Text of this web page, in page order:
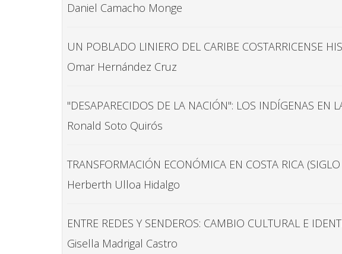
Daniel Camacho Monge
UN POBLADO LINIERO DEL CARIBE COSTARRICENSE
Omar Hernández Cruz
"DESAPARECIDOS DE LA NACIÓN": LOS INDÍGENAS EN
Ronald Soto Quirós
TRANSFORMACIÓN ECONÓMICA EN COSTA RICA
Herberth Ulloa Hidalgo
ENTRE REDES Y SENDEROS: CAMBIO CULTURAL E
Gisella Madrigal Castro